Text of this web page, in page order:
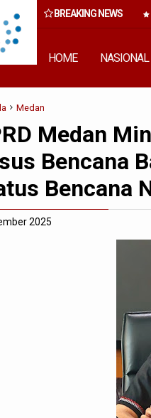
BREAKING NEWS
HOME NASIONAL
Medan
Medan
Bencana
Bencana
2025